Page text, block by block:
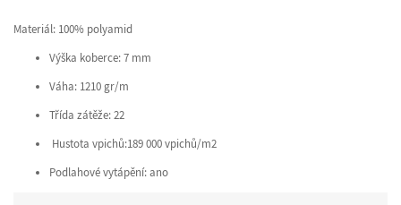
Materiál: 100% polyamid
Výška koberce: 7 mm
Váha: 1210 gr/m
Třída zátěže: 22
Hustota vpichů:189 000 vpichů/m2
Podlahové vytápění: ano